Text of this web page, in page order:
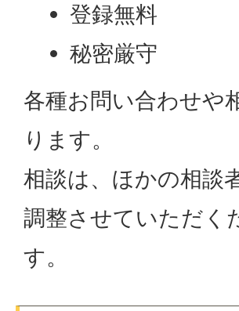
登録無料
秘密厳守
各種お問い合わせや
ります。
相談は、ほかの相談
調整させていただく
す。